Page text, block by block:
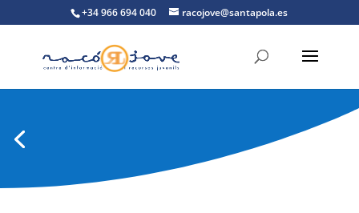
+34 966 694 040 racojove@santapola.es